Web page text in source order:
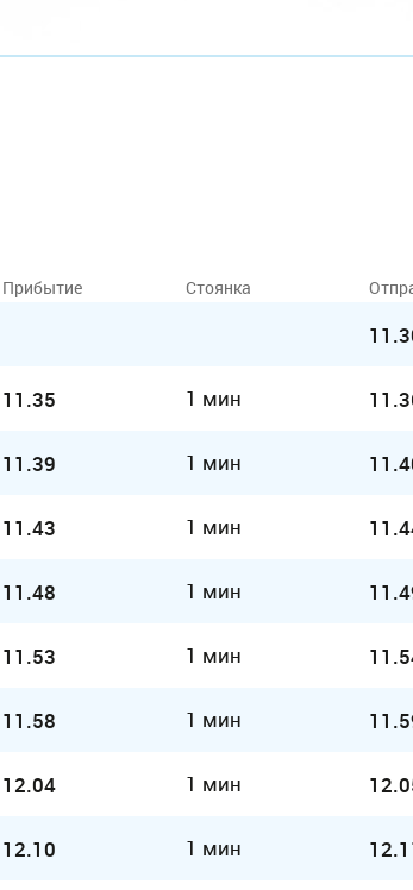
Прибытие Стоянка
11.35 1 мин
11.39 1 мин
11.43 1 мин
11.48 1 мин
11.53 1 мин
11.58 1 мин
12.04 1 мин
12.10 1 мин